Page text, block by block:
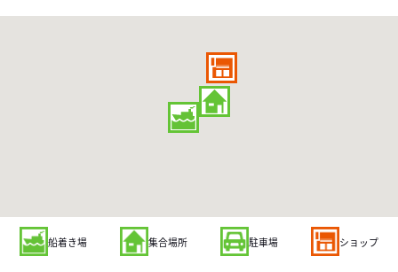
船着き場 集合場所 駐車場 ショップ